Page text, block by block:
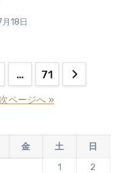
18日
… 71
次ページへ »
金 土
日
1
2